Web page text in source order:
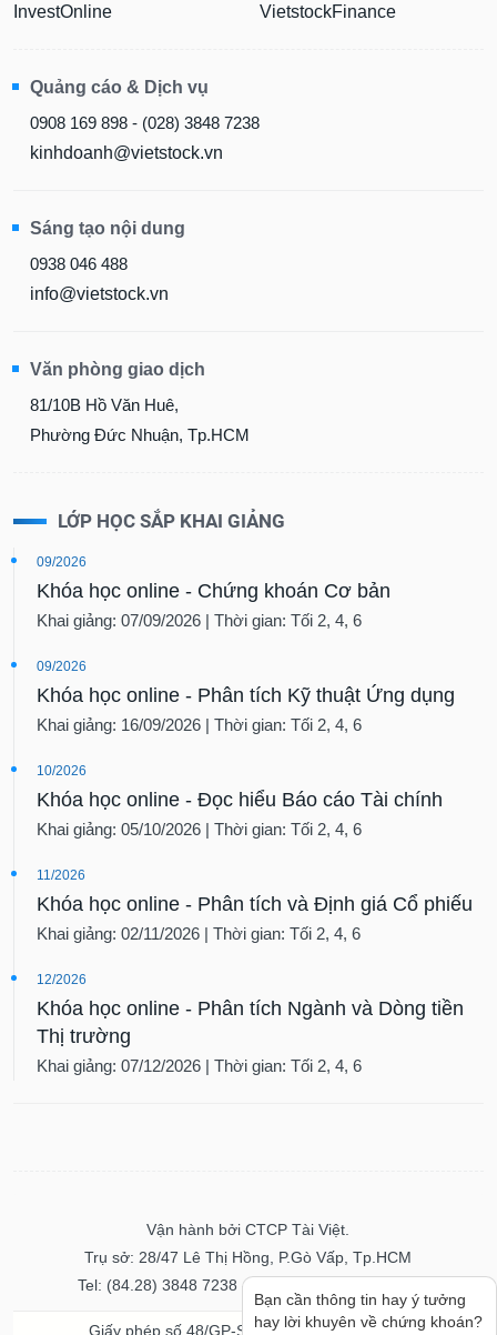
InvestOnline
VietstockFinance
Quảng cáo & Dịch vụ
0908 169 898 - (028) 3848 7238
kinhdoanh@vietstock.vn
Sáng tạo nội dung
0938 046 488
info@vietstock.vn
Văn phòng giao dịch
81/10B Hồ Văn Huê,
Phường Đức Nhuận, Tp.HCM
LỚP HỌC SẮP KHAI GIẢNG
09/2026
Khóa học online - Chứng khoán Cơ bản
Khai giảng: 07/09/2026 | Thời gian: Tối 2, 4, 6
09/2026
Khóa học online - Phân tích Kỹ thuật Ứng dụng
Khai giảng: 16/09/2026 | Thời gian: Tối 2, 4, 6
10/2026
Khóa học online - Đọc hiểu Báo cáo Tài chính
Khai giảng: 05/10/2026 | Thời gian: Tối 2, 4, 6
11/2026
Khóa học online - Phân tích và Định giá Cổ phiếu
Khai giảng: 02/11/2026 | Thời gian: Tối 2, 4, 6
12/2026
Khóa học online - Phân tích Ngành và Dòng tiền
Thị trường
Khai giảng: 07/12/2026 | Thời gian: Tối 2, 4, 6
Vận hành bởi CTCP Tài Việt.
Trụ sở: 28/47 Lê Thị Hồng, P.Gò Vấp, Tp.HCM
Tel: (84.28) 3848 7238 - Fax: (84.28) 3848 7237
Giấy phép số 48/GP-STTTT ngày 04/11/2016
Bạn cần thông tin hay ý tưởng
hay lời khuyên về chứng khoán?